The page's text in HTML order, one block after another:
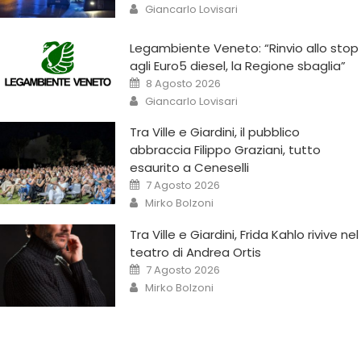
Giancarlo Lovisari
Legambiente Veneto: “Rinvio allo stop
agli Euro5 diesel, la Regione sbaglia”
8 Agosto 2026
Giancarlo Lovisari
Tra Ville e Giardini, il pubblico
abbraccia Filippo Graziani, tutto
esaurito a Ceneselli
7 Agosto 2026
Mirko Bolzoni
Tra Ville e Giardini, Frida Kahlo rivive nel
teatro di Andrea Ortis
7 Agosto 2026
Mirko Bolzoni